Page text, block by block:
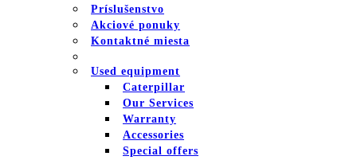
Príslušenstvo
Akciové ponuky
Kontaktné miesta
Used equipment
Caterpillar
Our Services
Warranty
Accessories
Special offers